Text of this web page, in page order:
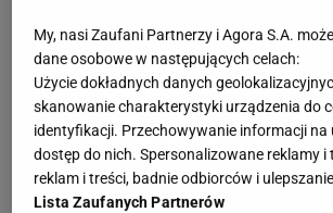
Łukasz Jachimiak: Gratulacje!
Wojciech Nowicki: No, robiłem, co
trochę błędów było przy rzucaniu.
Może się poprawię za rok [na MŚ
Budapeszcie]. Tu może za bardzo
My, nasi Zaufani Partnerzy i Agora S.A.
dane osobowe w następujących celach:
Użycie dokładnych danych
skanowanie charakterystyki urządzenia do
identyfikacji. Przechowywanie informacji na
dostęp do nich. Spersonalizowane reklamy i
reklam i treści, badnie odbiorców i
Lista Zaufanych Partnerów